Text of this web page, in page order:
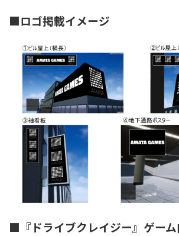
■ロゴ掲載イメージ
■『ドライブクレイジー』ゲー